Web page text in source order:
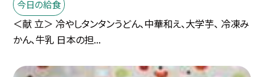
今日の給食
＜献 立＞ 冷やしタンタンうどん、中華和え、大学芋、 冷凍み
かん、牛乳 日本の担...